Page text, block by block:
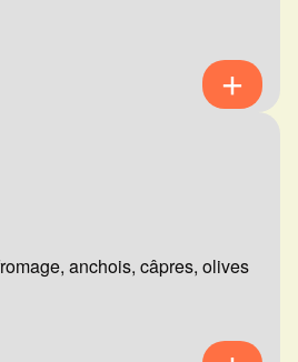
anchois, câpres, olives